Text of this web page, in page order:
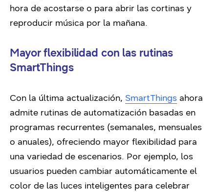
hora de acostarse o para abrir las cortinas y
reproducir música por la mañana.
Mayor flexibilidad con las rutinas
SmartThings
Con la última actualización, SmartThings ahora
admite rutinas de automatización basadas en
programas recurrentes (semanales, mensuales
o anuales), ofreciendo mayor flexibilidad para
una variedad de escenarios. Por ejemplo, los
usuarios pueden cambiar automáticamente el
color de las luces inteligentes para celebrar